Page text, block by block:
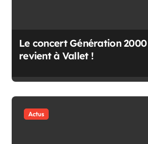
Le concert Génération 2000
revient à Vallet !
Actus